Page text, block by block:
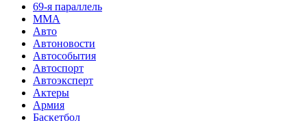
69-я параллель
MMA
Авто
Автоновости
Автособытия
Автоспорт
Автоэксперт
Актеры
Армия
Баскетбол